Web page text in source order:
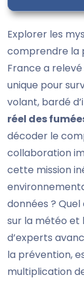
Explorer les
comprendre la
France a
unique pour
volant, bardé
réel des
décoder le
collaboration
cette mission
données ?
sur la météo et
d’experts
la prévention,
multiplication